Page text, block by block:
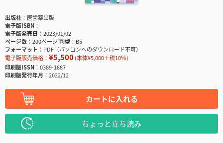
出版社
医歯薬出版
電子版ISBN
電子版発売日
2023/01/02
ページ数
200ページ判型
B5
フォーマット
PDF（パソコンへのダウンロード不可）
電子版販売価格： ¥5,500(本体¥5,000＋税10％)
印刷版ISSN
0389-1887
印刷版発行年月
2022/12
カートに入れる
ちょっと立ち読み